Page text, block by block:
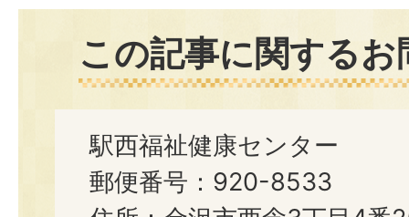
この記事に関する
駅西福祉健康センター
郵便番号：920-8533